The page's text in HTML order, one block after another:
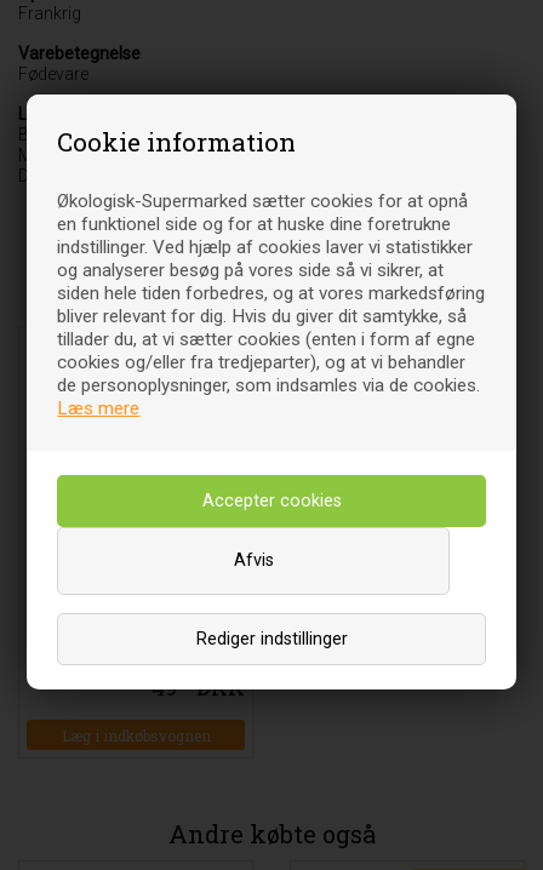
Cookie information
Økologisk-Supermarked sætter cookies for at opnå
en funktionel side og for at huske dine foretrukne
indstillinger. Ved hjælp af cookies laver vi statistikker
og analyserer besøg på vores side så vi sikrer, at
siden hele tiden forbedres, og at vores markedsføring
bliver relevant for dig. Hvis du giver dit samtykke, så
tillader du, at vi sætter cookies (enten i form af egne
cookies og/eller fra tredjeparter), og at vi behandler
de personoplysninger, som indsamles via de cookies.
Læs mere
Rediger indstillinger
Afvis
Frankrig
Varebetegnelse
Fødevare
Leverandør
Biogan A/S
Møgelbakken 3-5
DK-8520 Lystrup
Relaterede varer
- 16%
49 DKK
Læg i indkøbsvognen
Andre købte også